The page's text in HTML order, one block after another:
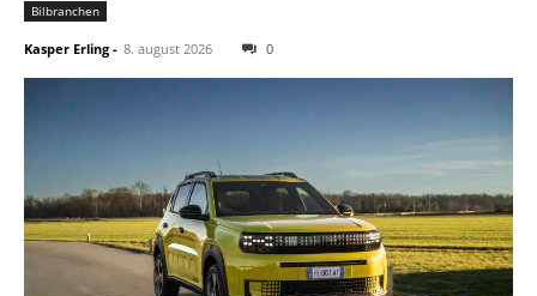
Bilbranchen
Kasper Erling - 8. august 2026 0